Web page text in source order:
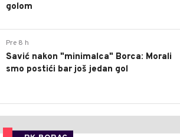
golom
Pre 8 h
Savić nakon "minimalca" Borca: Morali
smo postići bar još jedan gol